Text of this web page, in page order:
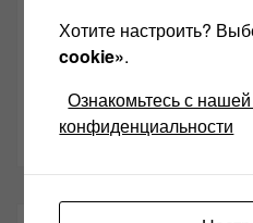
Контакт
Youtube
Хотите настроить?
cookie».
Ознакомьтесь с
конфиденциальности